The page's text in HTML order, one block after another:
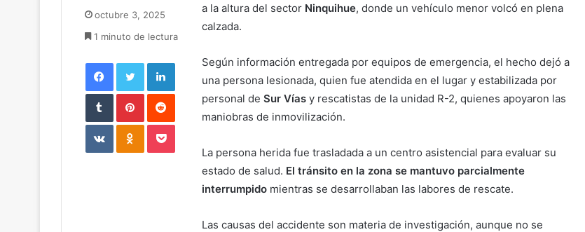
a la altura del sector Ninquihue, donde un vehículo menor volcó en plena
calzada.
Según información entregada por equipos de emergencia, el hecho dejó a
una persona lesionada, quien fue atendida en el lugar y estabilizada por
personal de Sur Vías y rescatistas de la unidad R-2, quienes apoyaron las
maniobras de inmovilización.
La persona herida fue trasladada a un centro asistencial para evaluar su
estado de salud. El tránsito en la zona se mantuvo parcialmente
interrumpido mientras se desarrollaban las labores de rescate.
Las causas del accidente son materia de investigación, aunque no se
octubre 3, 2025
1 minuto de lectura
Facebook Twitter LinkedIn
Tumblr Pinterest Reddit
VKontakte Odnoklassniki Pocket